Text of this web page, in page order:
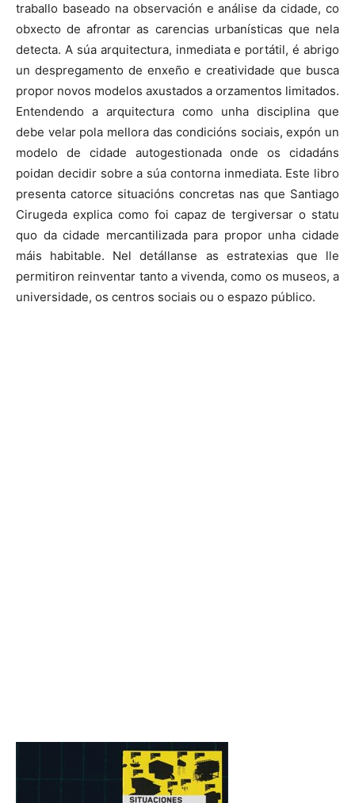
traballo baseado na observación e análise da cidade, co
obxecto de afrontar as carencias urbanísticas que nela
detecta. A súa arquitectura, inmediata e portátil, é abrigo
un despregamento de enxeño e creatividade que busca
propor novos modelos axustados a orzamentos limitados.
Entendendo a arquitectura como unha disciplina que
debe velar pola mellora das condicións sociais, expón un
modelo de cidade autogestionada onde os cidadáns
poidan decidir sobre a súa contorna inmediata. Este libro
presenta catorce situacións concretas nas que Santiago
Cirugeda explica como foi capaz de tergiversar o statu
quo da cidade mercantilizada para propor unha cidade
máis habitable. Nel detállanse as estratexias que lle
permitiron reinventar tanto a vivenda, como os museos, a
universidade, os centros sociais ou o espazo público.